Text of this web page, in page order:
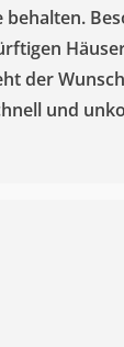
der
und